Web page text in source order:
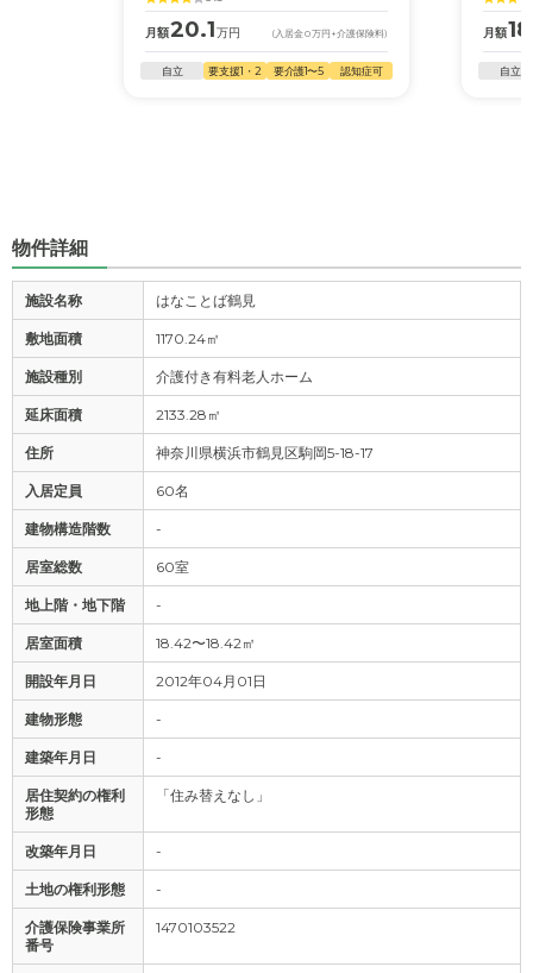
月額20.1万円 (入居金0万円 +介護保険料)
自立 要支援1・2 要介護1〜5 認知症可
月額
自立
物件詳細
施設名称 はなことば鶴見
敷地面積 1170.24㎡
施設種別 介護付き有料老人ホーム
延床面積 2133.28㎡
住所 神奈川県横浜市鶴見区駒岡5-18-17
入居定員 60名
建物構造階数 -
居室総数 60室
地上階・地下階 -
居室面積 18.42〜18.42㎡
開設年月日 2012年04月01日
建物形態 -
建築年月日 -
居住契約の権利
形態
「住み替えなし」
改築年月日 -
土地の権利形態 -
介護保険事業所
番号
1470103522